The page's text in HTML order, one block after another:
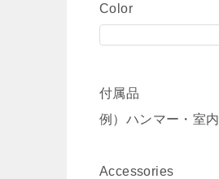
Color
付属品
例）ハンマー・室
Accessories